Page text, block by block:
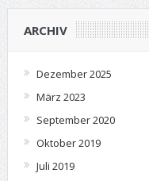
ARCHIV
Dezember 2025
März 2023
September 2020
Oktober 2019
Juli 2019